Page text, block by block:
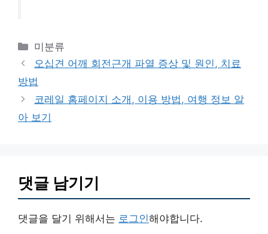
카
테
고
리
미분류
오십견 어깨 회전근개 파열 증상 및 원인, 치료
방법
코레일 홈페이지 소개, 이용 방법, 여행 정보 알
아 보기
댓글 남기기
댓글을 달기 위해서는 로그인해야합니다.